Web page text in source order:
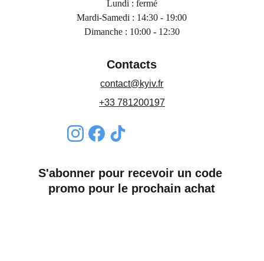
Contacts
contact@kyiv.fr
+33 781200197
S'abonner pour recevoir un code
promo pour le prochain achat
Lundi : fermé
Mardi-Samedi : 14:30 - 19:00
Dimanche : 10:00 - 12:30